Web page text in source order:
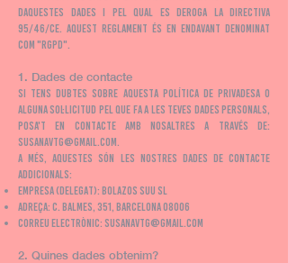
daquestes dades i pel qual es deroga la Directiva
95/46/CE. Aquest reglament és en endavant denominat
com "RGPD".
1. Dades de contacte
Si tens dubtes sobre aquesta política de privadesa o
alguna sol·licitud pel que fa a les teves dades personals,
posa't en contacte amb nosaltres a través de:
susanavtg@gmail.com.
A més, aquestes són les nostres dades de contacte
addicionals:
Empresa (Delegat): Bolazos Suu SL
Adreça: C. Balmes, 351, Barcelona 08006
Correu electrònic: susanavtg@gmail.com
2. Quines dades obtenim?